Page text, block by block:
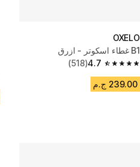
OXELO
B1 غطاء اسكوتر - ازرق
4.7
4.7 out of 5 stars from 518 reviews
(518)
239.00 ج.م